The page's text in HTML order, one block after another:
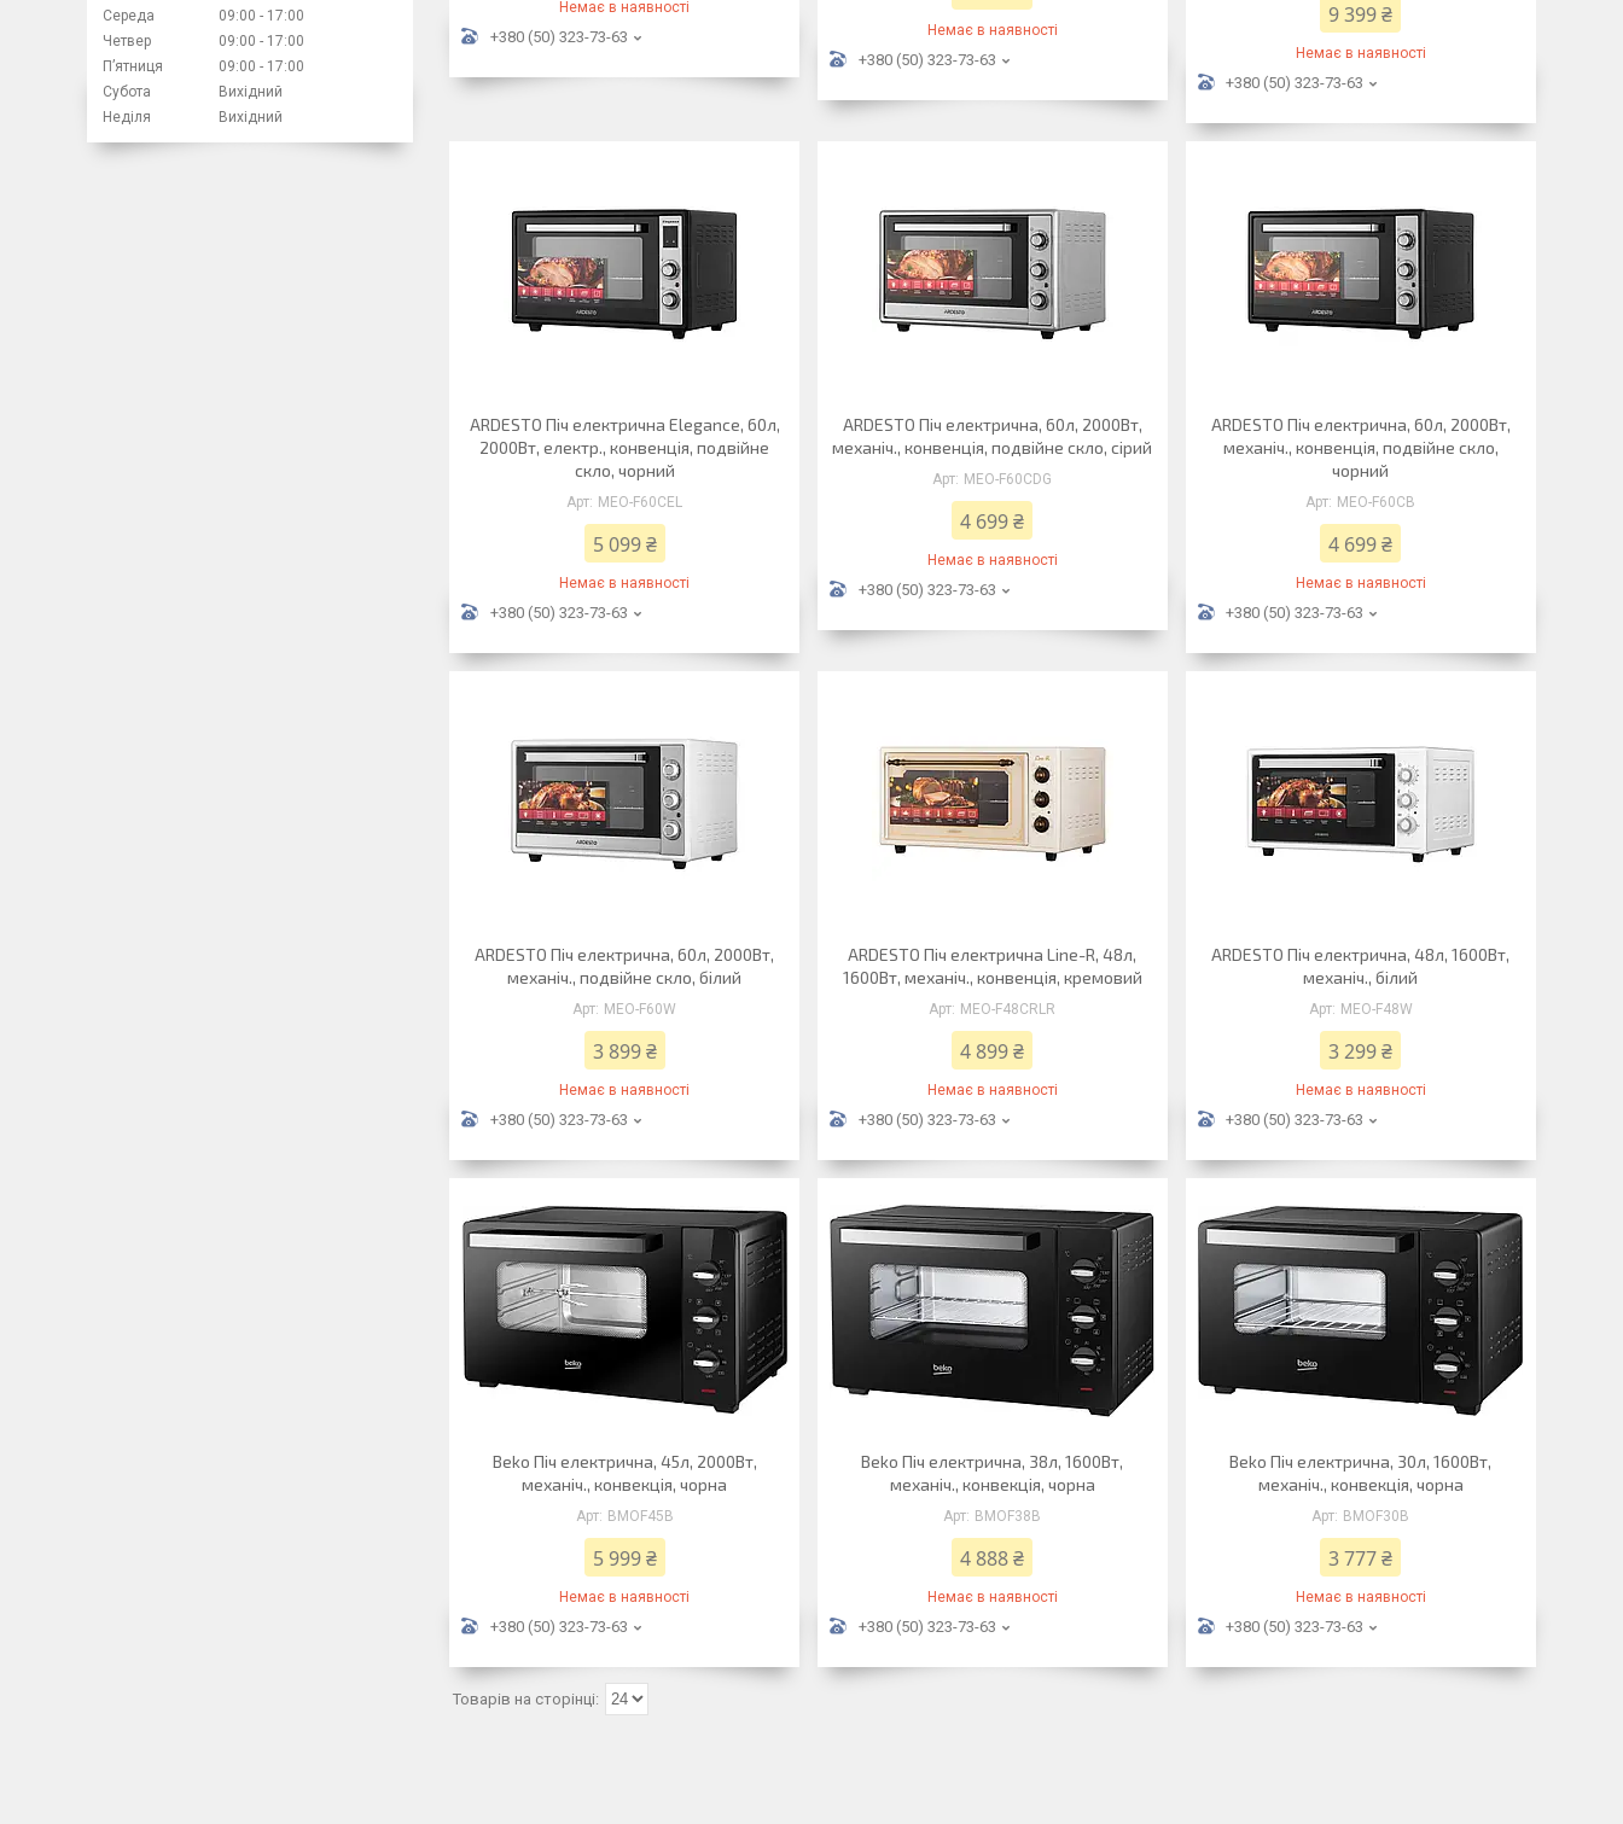
Немає в наявності
+380 (50) 323-73-63 Немає в наявності
+380 (50) 323-73-63
9 399 ₴
Немає в наявності
+380 (50) 323-73-63
ARDESTO Піч електрична Elegance, 60л,
2000Вт, електр., конвенція, подвійне
скло, чорний
MEO-F60CEL
5 099 ₴
Немає в наявності
+380 (50) 323-73-63
ARDESTO Піч електрична, 60л, 2000Вт,
механіч., конвенція, подвійне скло, сірий
MEO-F60CDG
4 699 ₴
Немає в наявності
+380 (50) 323-73-63
ARDESTO Піч електрична, 60л, 2000Вт,
механіч., конвенція, подвійне скло,
чорний
MEO-F60CB
4 699 ₴
Немає в наявності
+380 (50) 323-73-63
ARDESTO Піч електрична, 60л, 2000Вт,
механіч., подвійне скло, білий
MEO-F60W
3 899 ₴
Немає в наявності
+380 (50) 323-73-63
ARDESTO Піч електрична Line-R, 48л,
1600Вт, механіч., конвенція, кремовий
MEO-F48CRLR
4 899 ₴
Немає в наявності
+380 (50) 323-73-63
ARDESTO Піч електрична, 48л, 1600Вт,
механіч., білий
MEO-F48W
3 299 ₴
Немає в наявності
+380 (50) 323-73-63
Beko Піч електрична, 45л, 2000Вт,
механіч., конвекція, чорна
BMOF45B
5 999 ₴
Немає в наявності
+380 (50) 323-73-63
Beko Піч електрична, 38л, 1600Вт,
механіч., конвекція, чорна
BMOF38B
4 888 ₴
Немає в наявності
+380 (50) 323-73-63
Beko Піч електрична, 30л, 1600Вт,
механіч., конвекція, чорна
BMOF30B
3 777 ₴
Немає в наявності
+380 (50) 323-73-63
Середа
09:00
17:00
Четвер
09:00
17:00
Пʼятниця
09:00
17:00
Субота
Вихідний
Неділя
Вихідний